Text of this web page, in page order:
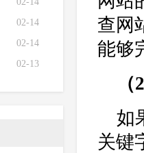
02-14
02-14
02-13
查网
能够
如
关键